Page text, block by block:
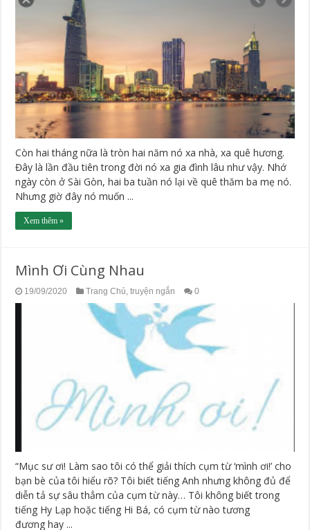
Còn hai tháng nữa là tròn hai năm nó xa nhà, xa quê hương.
Đây là lần đầu tiên trong đời nó xa gia đình lâu như vậy. Nhớ
ngày còn ở Sài Gòn, hai ba tuần nó lại về quê thăm ba mẹ nó.
Nhưng giờ đây nó muốn ...
Xem thêm »
Mình Ơi Cùng Nhau
19/09/2020 Trang Chủ ,truyện ngắn 0
“Mục sư ơi! Làm sao tôi có thể giải thích cụm từ ‘mình ơi!’ cho
bạn bè của tôi hiểu rõ? Tôi biết tiếng Anh nhưng không đủ để
diễn tả sự sâu thẳm của cụm từ này… Tôi không biết trong
tiếng Hy Lạp hoặc tiếng Hi Bá, có cụm từ nào tương
đương hay ...